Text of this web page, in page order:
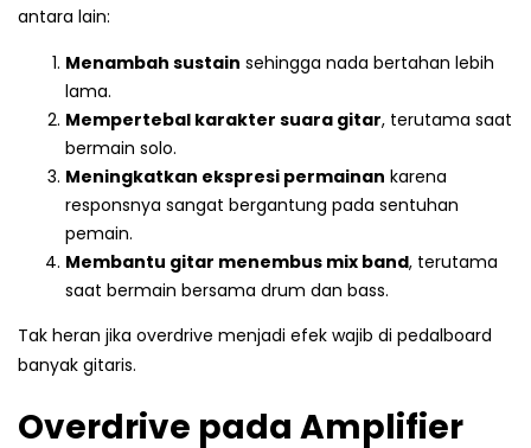
antara lain:
Menambah sustain sehingga nada bertahan lebih
lama.
Mempertebal karakter suara gitar, terutama saat
bermain solo.
Meningkatkan ekspresi permainan karena
responsnya sangat bergantung pada sentuhan
pemain.
Membantu gitar menembus mix band, terutama
saat bermain bersama drum dan bass.
Tak heran jika overdrive menjadi efek wajib di pedalboard
banyak gitaris.
Overdrive pada Amplifier